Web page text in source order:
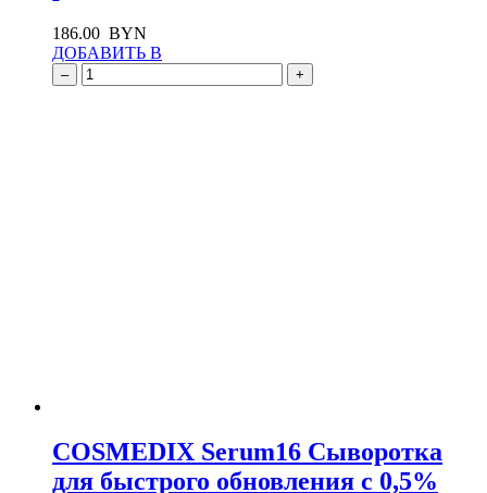
186.00 BYN
ДОБАВИТЬ В
– +
COSMEDIX Serum16 Сыворотка
для быстрого обновления с 0,5%